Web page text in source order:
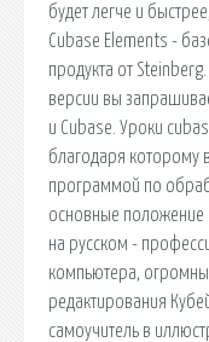
будет легче и
Cubase Elements -
продукта от
версии вы
и Cubase. Уроки
благодаря которому
программой по
основные положение
на русском -
компьютера,
редактирования
самоучитель в